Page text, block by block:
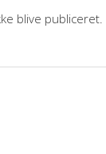
blive publiceret.